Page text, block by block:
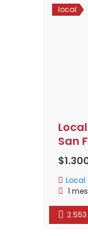
local
San
Local
1